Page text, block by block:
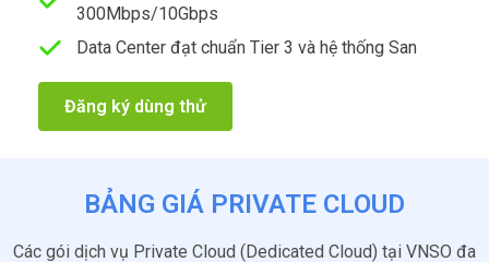
300Mbps/10Gbps
Data Center đạt chuẩn Tier 3 và hệ thống San
Đăng ký dùng thử
BẢNG GIÁ PRIVATE CLOUD​
Các gói dịch vụ Private Cloud (Dedicated Cloud) tại VNSO đa